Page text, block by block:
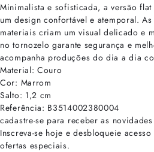
Minimalista e sofisticada, a versão
um design confortável e atemporal.
materiais criam um visual delicado e
no tornozelo garante segurança e
acompanha produções do dia a dia
Material: Couro
Cor: Marrom
Salto: 1,2 cm
Referência: B3514002380004
cadastre-se para receber as
Inscreva-se hoje e desbloqueie
ofertas especiais.